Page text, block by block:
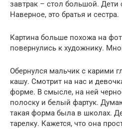
завтрак – стол большой. Дети
Наверное, это братья и сестра.
Картина больше похожа на
повернулись к художнику.
Обернулся мальчик с карими
кашу. Смотрит на нас и
форме. В смысле, на ней
полоску и белый фартук.
такая форма была в школах.
тарелку. Кажется, что она